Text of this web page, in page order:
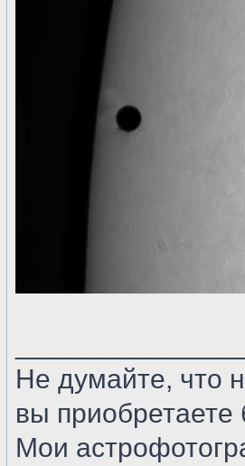
Не думайте, что
вы
Мои